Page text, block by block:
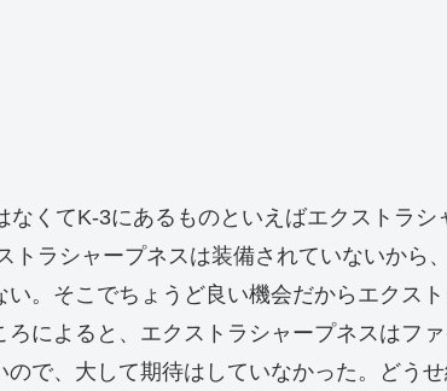
なくてK-3にあるものといえばエクストラ
トラシャープネスは装備されていないから
い。そこでちょうど良い機会だからエクス
ろによると、エクストラシャープネスはフ
ので、大して期待はしていなかった。どう